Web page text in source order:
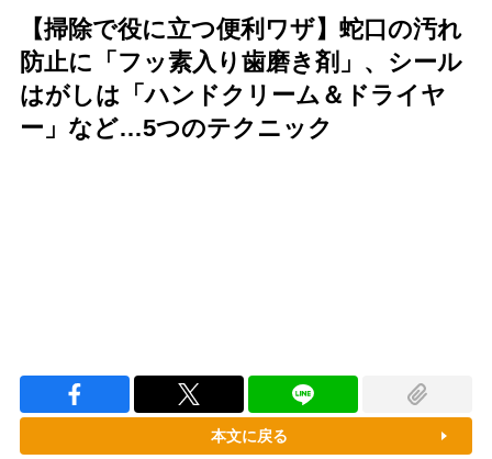
【掃除で役に立つ便利ワザ】蛇口の汚れ
防止に「フッ素入り歯磨き剤」、シール
はがしは「ハンドクリーム＆ドライヤ
ー」など…5つのテクニック
本文に戻る